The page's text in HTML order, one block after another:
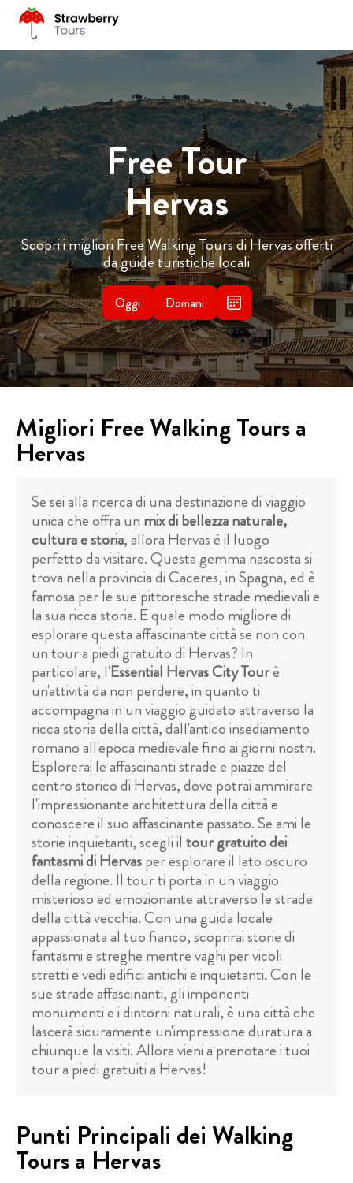
Free Tour
Hervas
Scopri i migliori Free Walking Tours di Hervas offerti
da guide turistiche locali
Oggi Domani
Migliori Free Walking Tours a
Hervas
Se sei alla ricerca di una destinazione di viaggio
unica che offra un mix di bellezza naturale,
cultura e storia, allora Hervas è il luogo
perfetto da visitare. Questa gemma nascosta si
trova nella provincia di Caceres, in Spagna, ed è
famosa per le sue pittoresche strade medievali e
la sua ricca storia. E quale modo migliore di
esplorare questa affascinante città se non con
un tour a piedi gratuito di Hervas? In
particolare, l'Essential Hervas City Tourè
un'attività da non perdere, in quanto ti
accompagna in un viaggio guidato attraverso la
ricca storia della città, dall'antico insediamento
romano all'epoca medievale fino ai giorni nostri.
Esplorerai le affascinanti strade e piazze del
centro storico di Hervas, dove potrai ammirare
l'impressionante architettura della città e
conoscere il suo affascinante passato. Se ami le
storie inquietanti, scegli il tour gratuito dei
fantasmi di Hervasper esplorare il lato oscuro
della regione. Il tour ti porta in un viaggio
misterioso ed emozionante attraverso le strade
della città vecchia. Con una guida locale
appassionata al tuo fianco, scoprirai storie di
fantasmi e streghe mentre vaghi per vicoli
stretti e vedi edifici antichi e inquietanti. Con le
sue strade affascinanti, gli imponenti
monumenti e i dintorni naturali, è una città che
lascerà sicuramente un'impressione duratura a
chiunque la visiti. Allora vieni a prenotare i tuoi
tour a piedi gratuiti a Hervas!
Punti Principali dei Walking
Tours a Hervas